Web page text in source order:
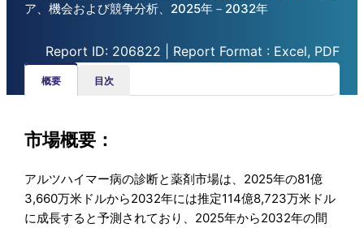
ア、機会および競争分析、2025年－2032年
Report ID: 206822 | Report Format : Excel, PDF
概要 目次
市場概要：
アルツハイマー病の診断と薬剤市場は、2025年の81億
3,660万米ドルから2032年には推定114億8,723万米ドル
に成長すると予測されており、2025年から2032年の間